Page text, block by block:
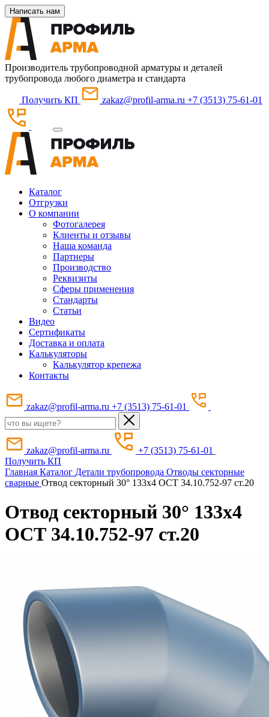
Написать нам
Производитель трубопроводной арматуры и деталей
трубопровода любого диаметра и стандарта
Получить КП zakaz@profil-arma.ru +7 (3513) 75-61-01
Каталог
Отгрузки
О компании
Фотогалерея
Клиенты и отзывы
Наша команда
Партнеры
Производство
Реквизиты
Сферы применения
Стандарты
Статьи
Видео
Сертификаты
Доставка и оплата
Калькуляторы
Калькулятор крепежа
Контакты
zakaz@profil-arma.ru +7 (3513) 75-61-01
zakaz@profil-arma.ru
+7 (3513) 75-61-01
Получить КП
Главная Каталог Детали трубопровода Отводы секторные
сварные Отвод секторный 30° 133x4 ОСТ 34.10.752-97 ст.20
Отвод секторный 30° 133x4
ОСТ 34.10.752-97 ст.20